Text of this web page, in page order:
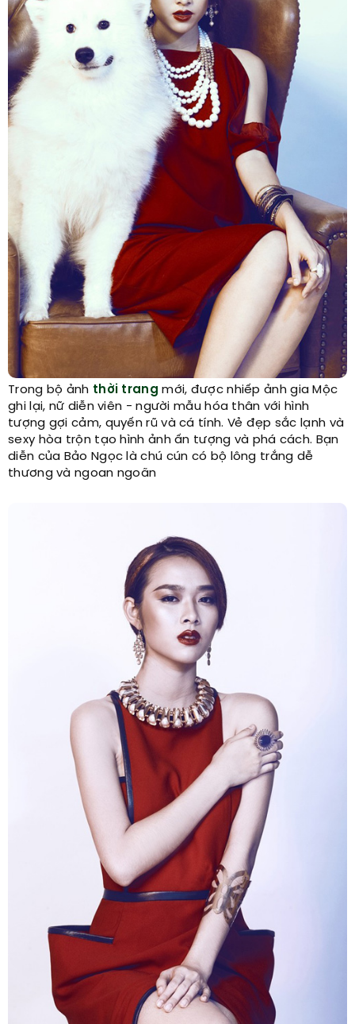
Trong bộ ảnh thời trang mới, được nhiếp ảnh gia Mộc
ghi lại, nữ diễn viên - người mẫu hóa thân với hình
tượng gợi cảm, quyến rũ và cá tính. Vẻ đẹp sắc lạnh và
sexy hòa trộn tạo hình ảnh ấn tượng và phá cách. Bạn
diễn của Bảo Ngọc là chú cún có bộ lông trắng dễ
thương và ngoan ngoãn